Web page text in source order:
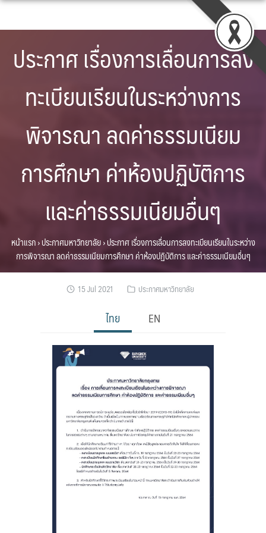
Skip
Search
ประกาศ เรื่องการเลื่อนการลง
ทะเบียนเรียนในระหว่างการ
พิจารณา ลดค่าธรรมเนียม
การศึกษา ค่าห้องปฏิบัติการ
และค่าธรรมเนียมอื่นๆ
หน้าแรก›ประกาศมหาวิทยาลัย›ประกาศ เรื่องการเลื่อนการลงทะเบียนเรียนในระหว่าง
การพิจารณา ลดค่าธรรมเนียมการศึกษา ค่าห้องปฏิบัติการ และค่าธรรมเนียมอื่นๆ
15 Jul 2021 ประกาศมหาวิทยาลัย
ไทย EN